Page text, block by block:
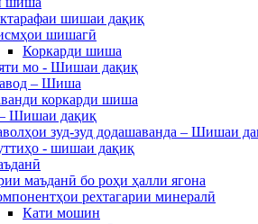
шишаи дақиқ
шишагӣ
Коркарди шиша
мо - Шишаи дақиқ
– Шиша
коркарди шиша
Шишаи дақиқ
зуд-зуд додашаванда – Шишаи
- шишаи дақиқ
маъданӣ бо роҳи ҳалли ягона
рехтагарии минералӣ
Кати мошин